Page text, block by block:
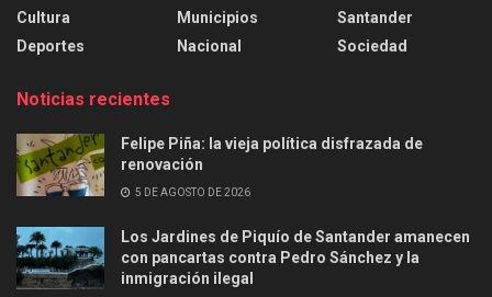
Cultura
Deportes
Municipios
Nacional
Santander
Sociedad
Noticias recientes
Felipe Piña: la vieja política disfrazada de
renovación
5 DE AGOSTO DE 2026
Los Jardines de Piquío de Santander amanecen
con pancartas contra Pedro Sánchez y la
inmigración ilegal